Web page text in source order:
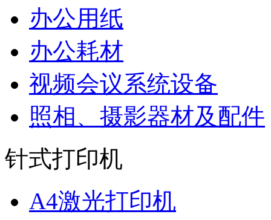
办公用纸
办公耗材
视频会议系统设备
照相、摄影器材及配件
针式打印机
A4激光打印机